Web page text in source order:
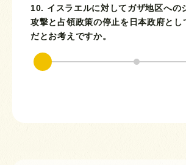
10. イスラエルに対してガザ地区への
攻撃と占領政策の停止を日本政府とし
だとお考えですか。